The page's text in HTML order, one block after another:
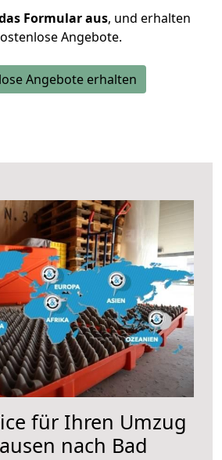
Formular aus, und erhalten
Angebote.
Angebote erhalten
für Ihren Umzug
nach Bad